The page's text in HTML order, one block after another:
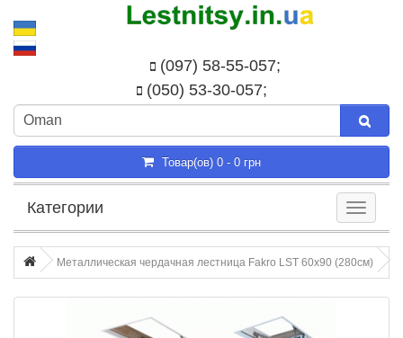
(097) 58-55-057;
(050) 53-30-057;
Товар(ов) 0 - 0 грн
Категории
Металлическая чердачная лестница Fakro LST 60x90 (280см)